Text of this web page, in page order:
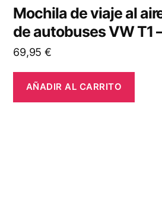
Mochila de viaje al
de autobuses VW T1
69,95 €
AÑADIR AL CARRITO